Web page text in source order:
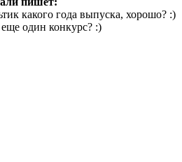
какого года выпуска, хорошо? :)
один конкурс? :)